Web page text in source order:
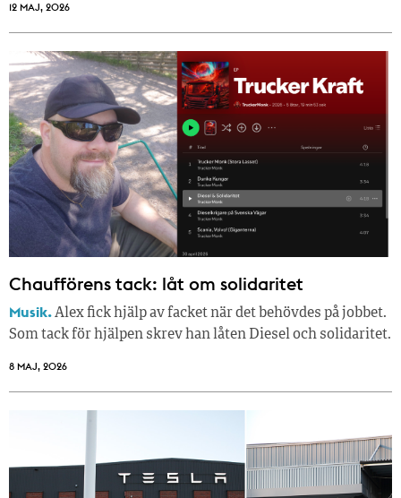
12 MAJ, 2026
Chaufförens tack: låt om solidaritet
Musik.Alex fick hjälp av facket när det behövdes på jobbet.
Som tack för hjälpen skrev han låten Diesel och solidaritet.
8 MAJ, 2026